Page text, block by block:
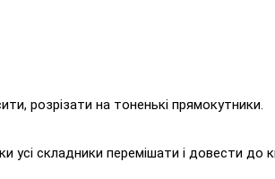
розрізати на тоненькі прямокутники.
усі складники перемішати і довести до